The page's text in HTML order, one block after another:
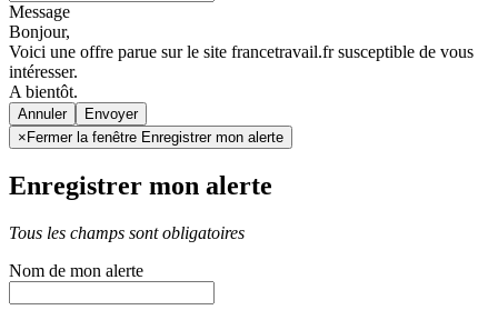
Message
Bonjour,
Voici une offre parue sur le site francetravail.fr susceptible de vous
intéresser.
A bientôt.
Annuler
× Fermer la fenêtre Enregistrer mon alerte
Enregistrer mon alerte
Tous les champs sont obligatoires
Nom de mon alerte